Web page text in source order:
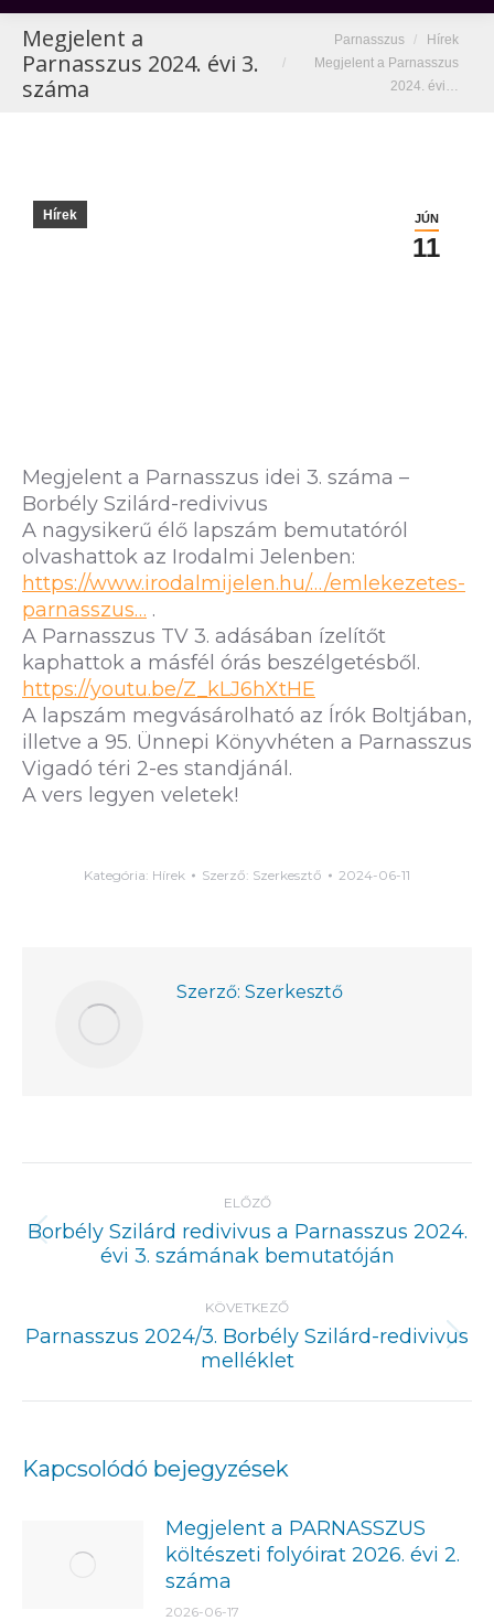
Megjelent a
Parnasszus 2024. évi 3.
száma
You are here:
Parnasszus
Hírek
Megjelent a Parnasszus
2024. évi…
JÚN
11
Hírek
Megjelent a Parnasszus idei 3. száma –
Borbély Szilárd-redivivus
A nagysikerű élő lapszám bemutatóról
olvashattok az Irodalmi Jelenben:
https://www.irodalmijelen.hu/…/emlekezetes-
parnasszus… .
A Parnasszus TV 3. adásában ízelítőt
kaphattok a másfél órás beszélgetésből.
https://youtu.be/Z_kLJ6hXtHE
A lapszám megvásárolható az Írók Boltjában,
illetve a 95. Ünnepi Könyvhéten a Parnasszus
Vigadó téri 2-es standjánál.
A vers legyen veletek!
Kategória: Hírek Szerző: Szerkesztő 2024-06-11
Szerző: Szerkesztő
ELŐZŐ
Previous
post:
Borbély Szilárd redivivus a Parnasszus 2024.
évi 3. számának bemutatóján
KÖVETKEZŐ
Next
post:
Parnasszus 2024/3. Borbély Szilárd-redivivus
melléklet
Kapcsolódó bejegyzések
Megjelent a PARNASSZUS
költészeti folyóirat 2026. évi 2.
száma
2026-06-17